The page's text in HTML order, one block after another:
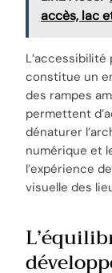
accès, lac
constitue un
des rampes
permettent
dénaturer
numérique et
l’expérience
visuelle des